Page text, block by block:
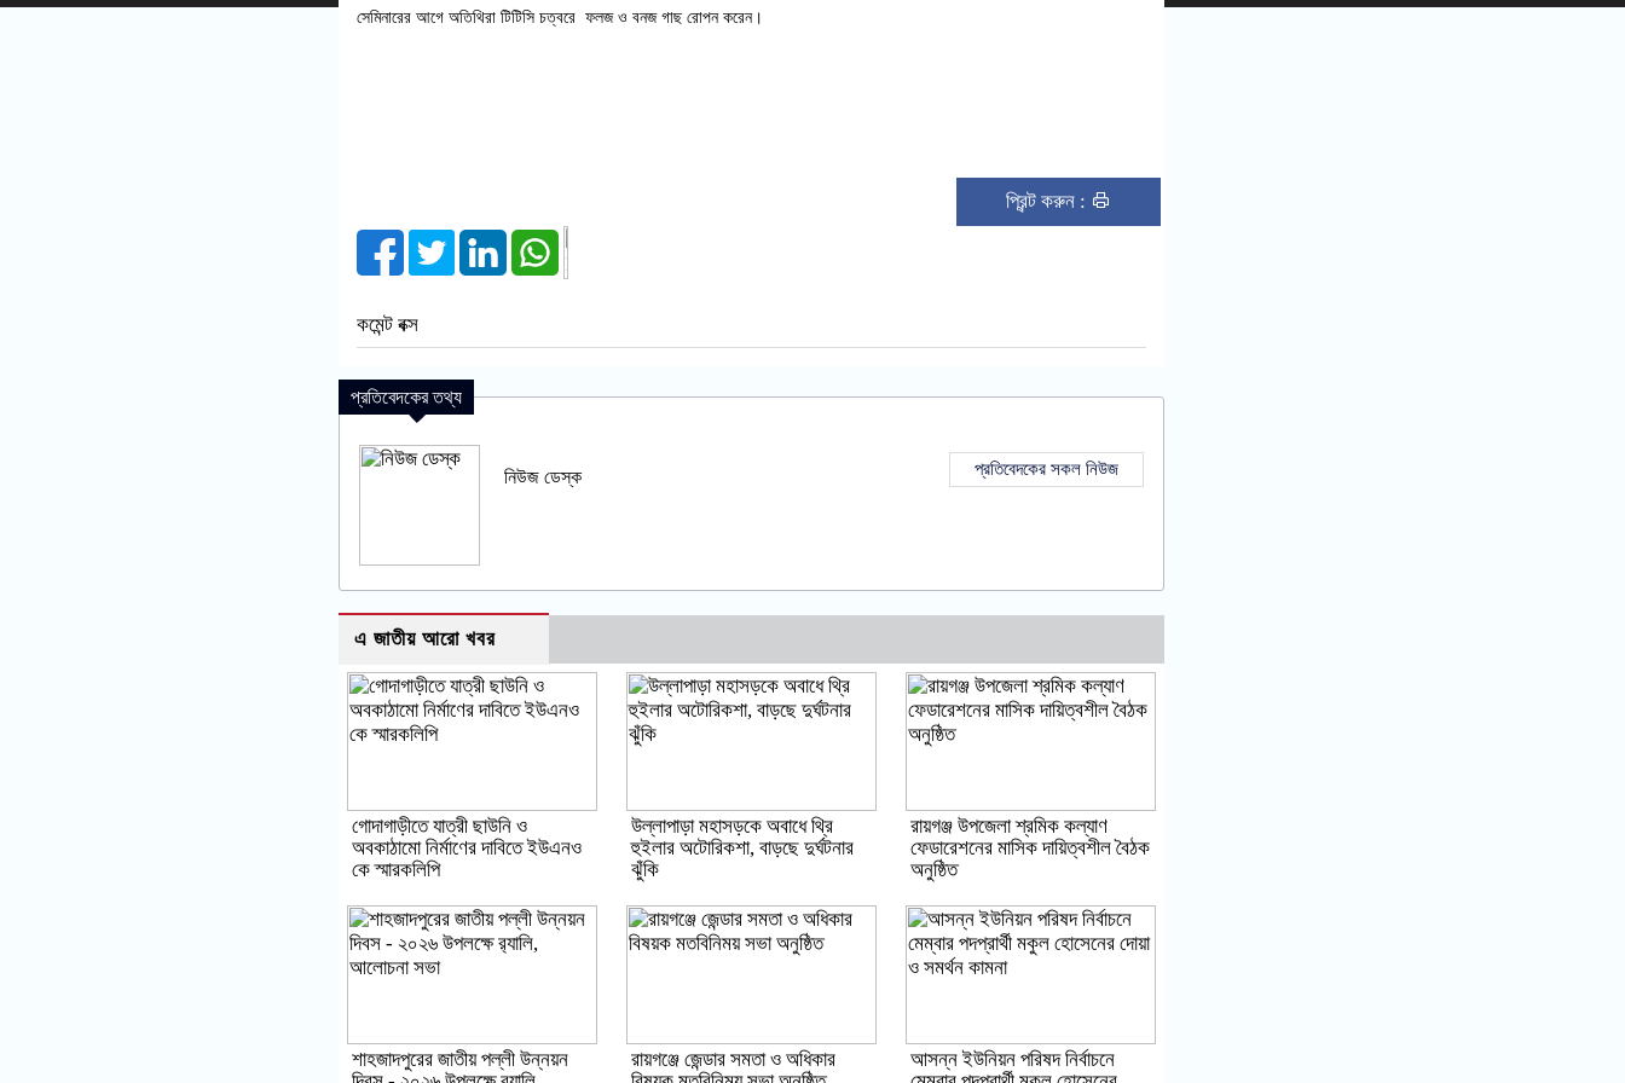
সেমিনারের আগে অতিথিরা টিটিসি চত্বরে ফলজ ও বনজ গাছ রোপন করেন।
প্রিন্ট করুন :
কমেন্ট বক্স
প্রতিবেদকের তথ্য
নিউজ ডেস্ক প্রতিবেদকের সকল নিউজ
এ জাতীয় আরো খবর
গোদাগাড়ীতে যাত্রী ছাউনি ও
অবকাঠামো নির্মাণের দাবিতে ইউএনও
কে স্মারকলিপি
উল্লাপাড়া মহাসড়কে অবাধে থ্রি
হুইলার অটোরিকশা, বাড়ছে দুর্ঘটনার
ঝুঁকি
রায়গঞ্জ উপজেলা শ্রমিক কল্যাণ
ফেডারেশনের মাসিক দায়িত্বশীল বৈঠক
অনুষ্ঠিত
শাহজাদপুরের জাতীয় পল্লী উন্নয়ন
রায়গঞ্জে জেন্ডার সমতা ও অধিকার
আসন্ন ইউনিয়ন পরিষদ নির্বাচনে